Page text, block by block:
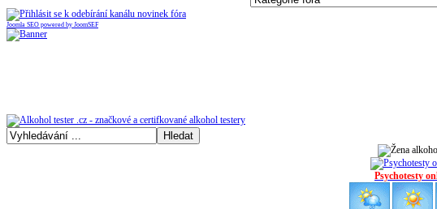
Joomla SEO powered by JoomSEF
Psychotesty